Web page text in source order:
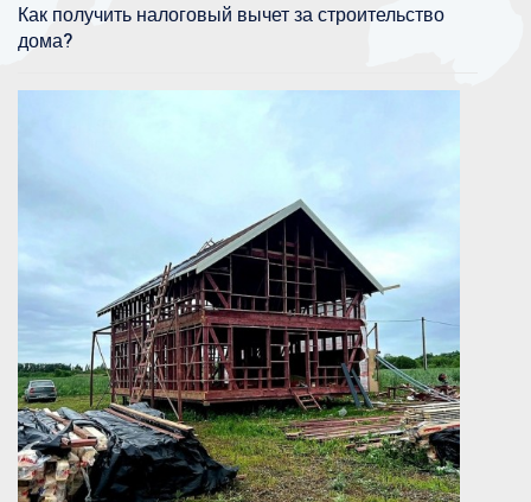
Как получить налоговый вычет за строительство
дома?